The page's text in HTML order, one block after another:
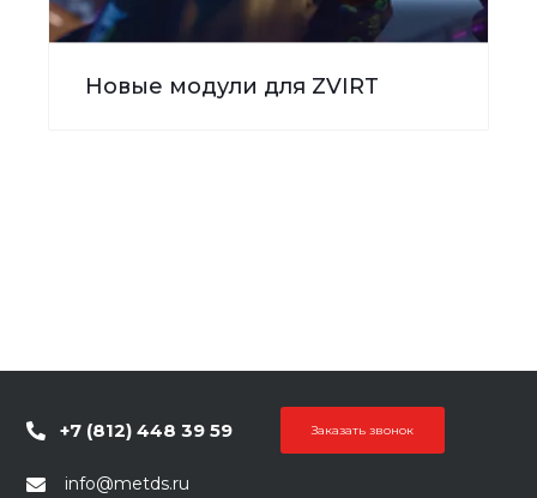
Новые модули для ZVIRT
+7 (812) 448 39 59 Заказать звонок
info@metds.ru